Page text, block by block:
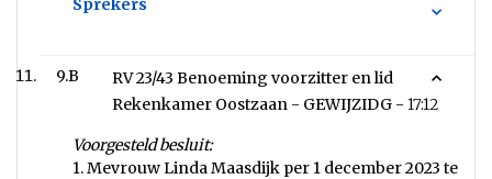
Sprekers
9.B
RV 23/43 Benoeming voorzitter en lid
Rekenkamer Oostzaan - GEWIJZIDG - 17:12
Voorgesteld besluit:
1. Mevrouw Linda Maasdijk per 1 december 2023 te